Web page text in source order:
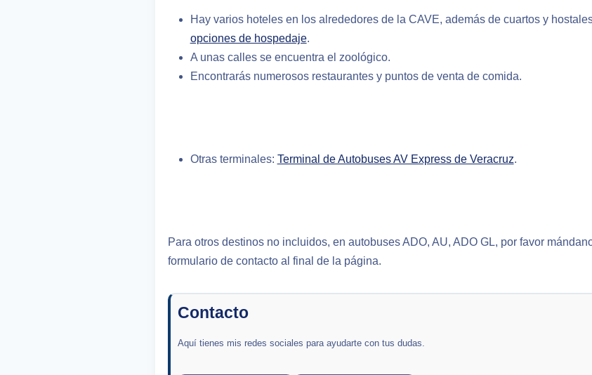
Hay varios hoteles en los alrededores de la CAVE, además de cuartos y
opciones de hospedaje.
A unas calles se encuentra el zoológico.
Encontrarás numerosos restaurantes y puntos de venta de comida.
Otras terminales: Terminal de Autobuses AV Express de Veracruz.
Para otros destinos no incluidos, en autobuses ADO, AU, ADO GL, por favor
formulario de contacto al final de la página.
Contacto
Aquí tienes mis redes sociales para ayudarte con tus dudas.